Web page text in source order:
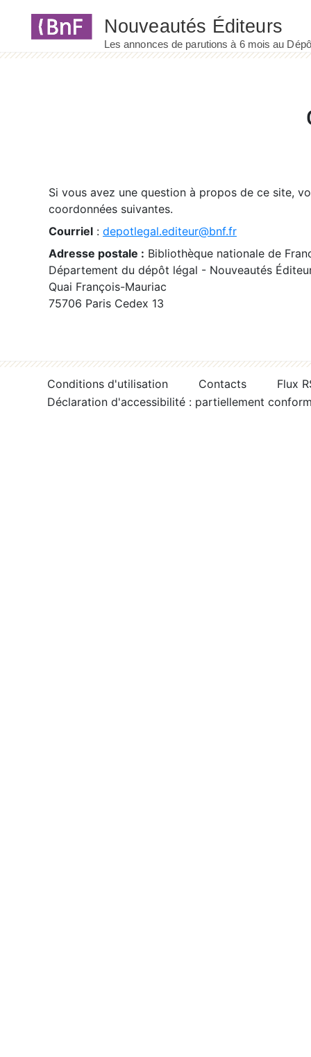
Si vous avez une question à propos de ce site,
coordonnées suivantes.
Courriel : depotlegal.editeur@bnf.fr
Adresse postale : Bibliothèque nationale de
Département du dépôt légal - Nouveautés
Quai François-Mauriac
75706 Paris Cedex 13
Conditions d'utilisation Contacts
Flux
Déclaration d'accessibilité : partiellement